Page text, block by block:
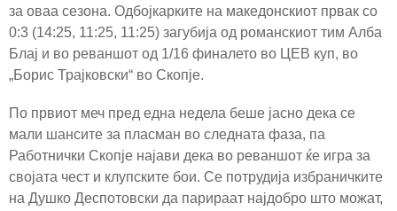
за оваа сезона. Одбојкарките на македонскиот првак со
0:3 (14:25, 11:25, 11:25) загубија од романскиот тим Алба
Блај и во реваншот од 1/16 финалето во ЦЕВ куп, во
„Борис Трајковски“ во Скопје.
По првиот меч пред една недела беше јасно дека се
мали шансите за пласман во следната фаза, па
Работнички Скопје најави дека во реваншот ќе игра за
својата чест и клупските бои. Се потрудија избраничките
на Душко Деспотовски да парираат најдобро што можат,